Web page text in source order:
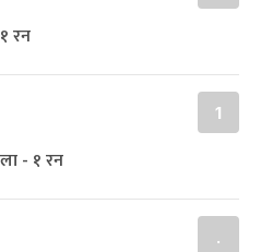
रन
1
- १ रन
.